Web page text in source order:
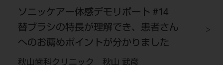
ソニッケアー体感デモリポート #14
替ブラシの特長が理解でき、患者さん
へのお薦めポイントが分かりました
秋山歯科クリニック 秋山 武彦